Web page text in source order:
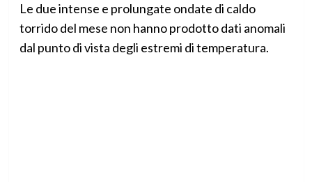
Le due intense e prolungate ondate di caldo
torrido del mese non hanno prodotto dati anomali
dal punto di vista degli estremi di temperatura.